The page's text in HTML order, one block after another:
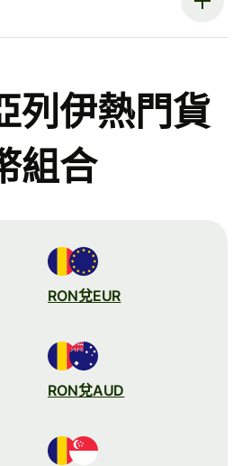
列伊熱門貨
組合
RON兌EUR
RON兌AUD